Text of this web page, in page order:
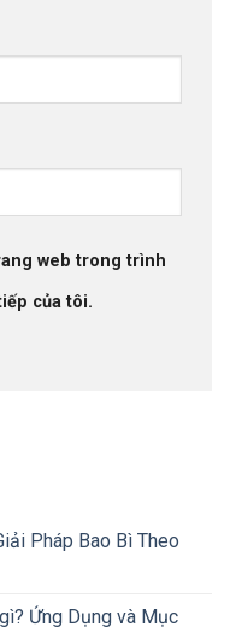
web trong trình
của tôi.
Pháp Bao Bì Theo
Ứng Dụng và Mục